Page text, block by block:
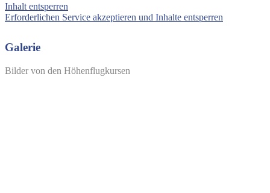
Inhalt entsperren
Erforderlichen Service akzeptieren und Inhalte entsperren
Galerie
Bilder von den Höhenflugkursen